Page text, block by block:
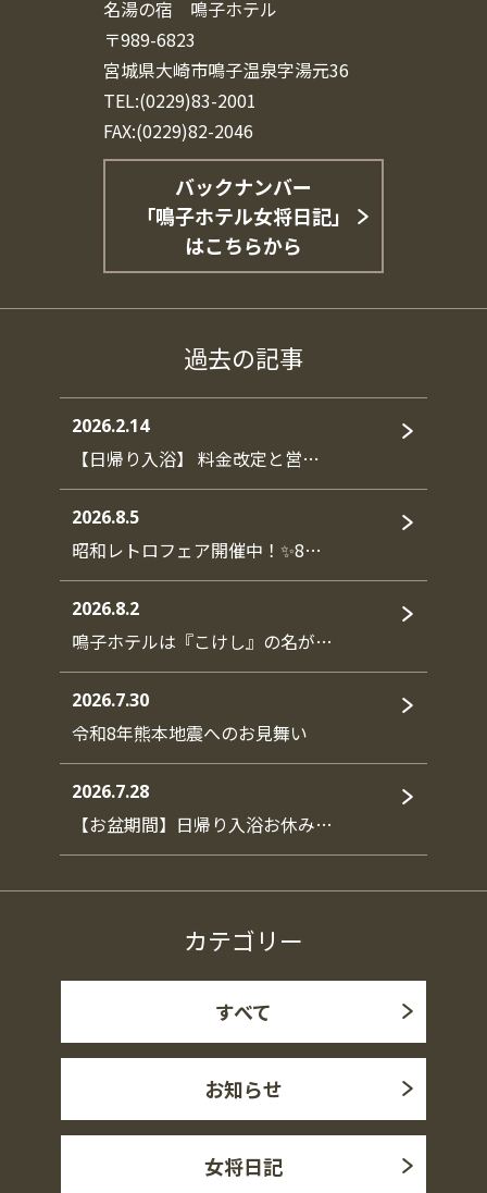
名湯の宿 鳴子ホテル
〒989-6823
宮城県大崎市鳴子温泉字湯元36
TEL:(0229)83-2001
FAX:(0229)82-2046
バックナンバー
「鳴子ホテル女将日記」
はこちらから
過去の記事
2026.2.14
【日帰り入浴】 料金改定と営…
2026.8.5
昭和レトロフェア開催中！✨8…
2026.8.2
鳴子ホテルは『こけし』の名が…
2026.7.30
令和8年熊本地震へのお見舞い
2026.7.28
【お盆期間】日帰り入浴お休み…
カテゴリー
すべて
お知らせ
女将日記